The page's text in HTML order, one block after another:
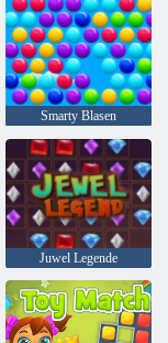
Smarty Blasen
Juwel Legende